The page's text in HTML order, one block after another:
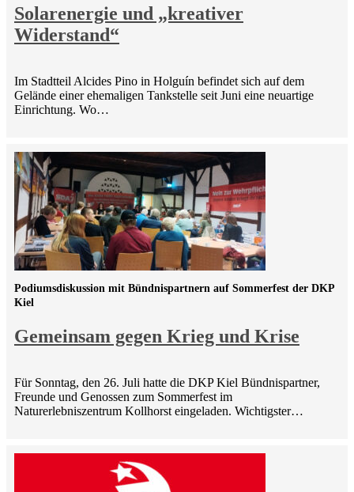
Solarenergie und „kreativer
Widerstand“
Im Stadtteil Alcides Pino in Holguín befindet sich auf dem
Gelände einer ehemaligen Tankstelle seit Juni eine neuartige
Einrichtung. Wo…
Gemeinsam gegen Krieg und Krise
Podiumsdiskussion mit Bündnispartnern auf Sommerfest der DKP
Kiel
Für Sonntag, den 26. Juli hatte die DKP Kiel Bündnispartner,
Freunde und Genossen zum Sommerfest im
Naturerlebniszentrum Kollhorst eingeladen. Wichtigster…